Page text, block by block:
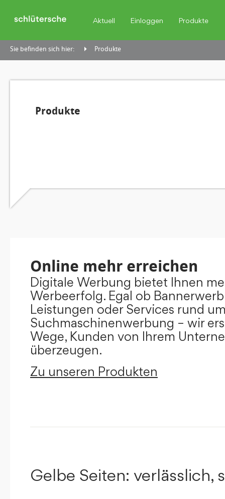
Aktuell Einloggen Produkte
Sie befinden sich hier: Produkte
Produkte
Online mehr erreichen
Digitale Werbung bietet Ihnen
Werbeerfolg. Egal ob
Leistungen oder Services rund
Suchmaschinenwerbung – wir
Wege, Kunden von Ihrem
überzeugen.
Zu unseren Produkten
Gelbe Seiten: verlässlich,